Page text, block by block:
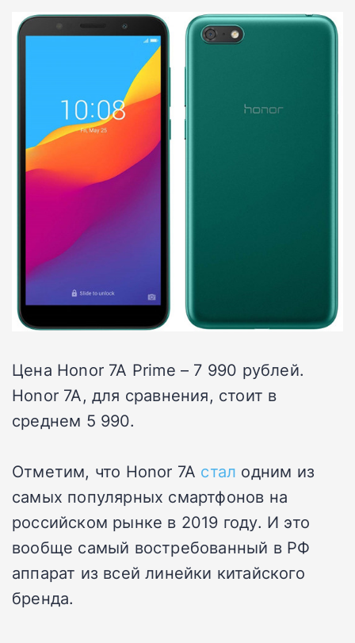
Цена Honor 7A Prime – 7 990 рублей.
Honor 7A, для сравнения, стоит в
среднем 5 990.
Отметим, что Honor 7A стал одним из
самых популярных смартфонов на
российском рынке в 2019 году. И это
вообще самый востребованный в РФ
аппарат из всей линейки китайского
бренда.